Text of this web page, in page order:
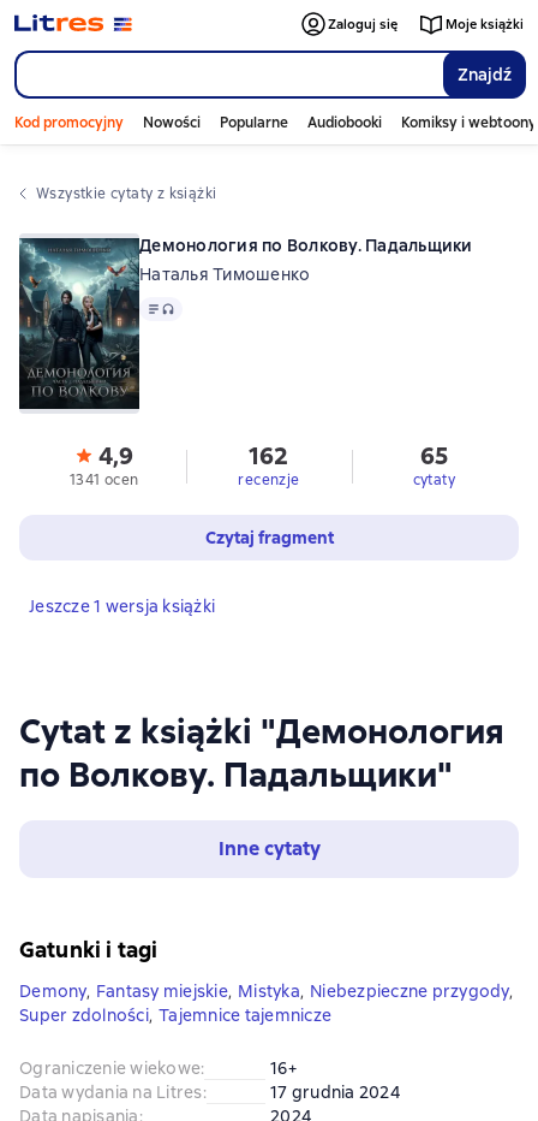
Znajdź
Zaloguj się Moje książki
Kod promocyjny Nowości Popularne Audiobooki Komiksy i webtoony
Wszystkie cytaty z książki
Cytat z książki "Демонология
по Волкову. Падальщики"
Inne cytaty
Демонология по Волкову. Падальщики
Наталья Тимошенко
Tekst
4,9
1341 ocen
162
recenzje
65
cytaty
Czytaj fragment
Jeszcze 1 wersja książki
Gatunki i tagi
Demony, Fantasy miejskie, Mistyka, Niebezpieczne przygody,
Super zdolności, Tajemnice tajemnicze
Ograniczenie wiekowe:
16+
Data wydania na Litres:
17 grudnia 2024
Data napisania:
2024